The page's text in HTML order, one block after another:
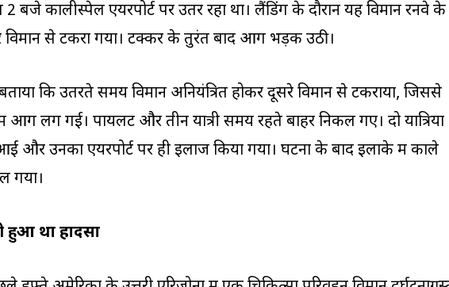
बजे कालीस्पेल एयरपोर्ट पर उतर रहा था। लैंडिंग के दौरान यह विमान रनवे के
से टकरा गया। टक्कर के तुरंत बाद आग भड़क उठी।
बताया कि उतरते समय विमान अनियंत्रित होकर दूसरे विमान से टकराया, जिससे
आग लग गई। पायलट और तीन यात्री समय रहते बाहर निकल गए। दो यात्रियों
और उनका एयरपोर्ट पर ही इलाज किया गया। घटना के बाद इलाके में काले
गया।
हुआ था हादसा